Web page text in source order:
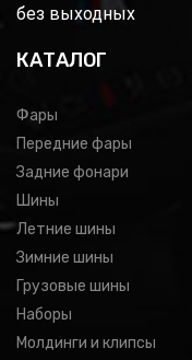
без выходных
КАТАЛОГ
Фары
Передние фары
Задние фонари
Шины
Летние шины
Зимние шины
Грузовые шины
Наборы
Молдинги и клипсы